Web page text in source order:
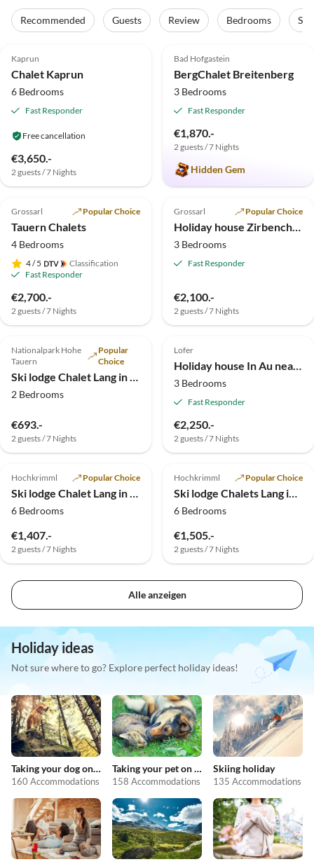
Recommended Guests Review Bedrooms
Top-Listing
Kaprun
Chalet Kaprun
6 Bedrooms
Fast Responder
Free cancellation
€3,650.-
2 guests / 7 Nights
Top-Listing
Bad Hofgastein
BergChalet Breitenberg
3 Bedrooms
Fast Responder
€1,870.-
2 guests / 7 Nights
Hidden Gem
Top-Listing
4.8 (4)
Grossarl Popular Choice
Tauern Chalets
4 Bedrooms
4/ 5
Classification
Fast Responder
€2,700.-
2 guests / 7 Nights
Top-Listing
5.0 (3)
Grossarl Popular Choice
Holiday house Zirbenchalet Eggriedl
3 Bedrooms
Fast Responder
€2,100.-
2 guests / 7 Nights
Top-Listing
4.9 (2)
Nationalpark Hohe
Tauern
Popular
Choice
Ski lodge Chalet Lang in Hochkrimml for 6 people
2 Bedrooms
€693.-
2 guests / 7 Nights
Top-Listing
5.0 (2)
Lofer
Holiday house In Au near Lofer
3 Bedrooms
Fast Responder
€2,250.-
2 guests / 7 Nights
Top-Listing
Hochkrimml Popular Choice
Ski lodge Chalet Lang in Hochkrimml for 12 people
6 Bedrooms
€1,407.-
2 guests / 7 Nights
Top-Listing
Hochkrimml Popular Choice
Ski lodge Chalets Lang in Hochkrimml for 14 persons
6 Bedrooms
€1,505.-
2 guests / 7 Nights
Alle anzeigen
Holiday ideas
Not sure where to go? Explore perfect holiday ideas!
Taking your dog on holiday
160 Accommodations
Taking your pet on holiday
158 Accommodations
Skiing holiday
135 Accommodations